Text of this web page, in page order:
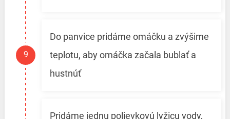
Do panvice pridáme omáčku a zvýšime
teplotu, aby omáčka začala bublať a
hustnúť
Pridáme jednu polievkovú lyžicu vody,